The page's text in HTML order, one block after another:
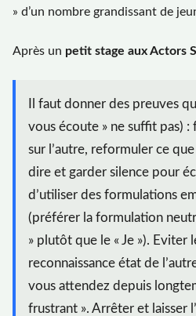
» d’un nombre grandissant de
Après un petit stage aux Actors
Il faut donner des preuves
vous écoute » ne suffit pas) :
sur l’autre, reformuler ce
dire et garder silence pour
d’utiliser des formulations
(préférer la formulation
» plutôt que le « Je »). Eviter
reconnaissance état de
vous attendez depuis
frustrant ». Arrêter et laisser